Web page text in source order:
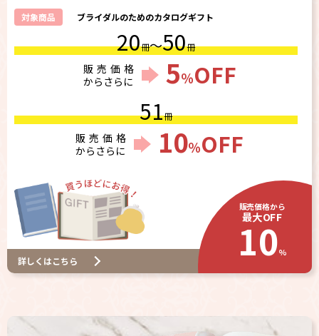
対象商品
ブライダルのためのカタログギフト
20冊～50冊
販売価格
からさらに
5％OFF
51冊
販売価格
からさらに
10％OFF
販売価格から
最大OFF
10%
詳しくはこちら